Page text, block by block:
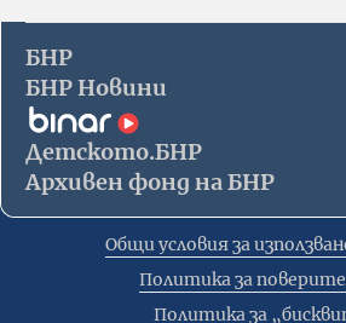
БНР
БНР Новини
Детското.БНР
Архивен фонд на БНР
Общи условия за
Политика за
Политика за